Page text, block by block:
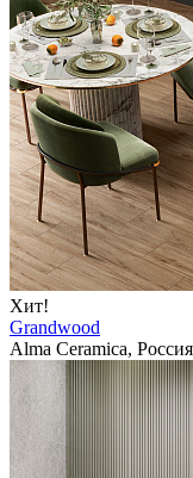
Хит!
Grandwood
Alma Ceramica, Россия